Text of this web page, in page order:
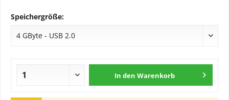
Speichergröße:
In den Warenkorb